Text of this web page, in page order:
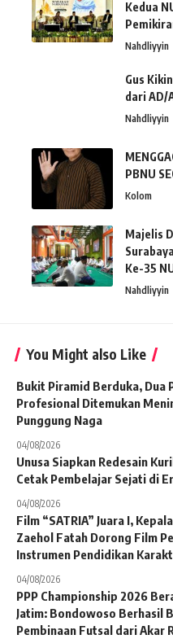
Kedua
Nahdliyyin
Gus
dari AD/
Nahdliyyin
PBNU
Kolom
Majelis
Ke-35
Nahdliyyin
You Might also Like
Bukit Piramid Berduka, Dua
Profesional Ditemukan
Punggung Naga
04/08/2026
Unusa Siapkan Redesain
Cetak Pembelajar Sejati di
04/08/2026
Film “SATRIA” Juara I,
Zaehol Fatah Dorong Film
Instrumen Pendidikan
04/08/2026
PPP Championship 2026
Jatim: Bondowoso Berhasil
Pembinaan Futsal dari Akar